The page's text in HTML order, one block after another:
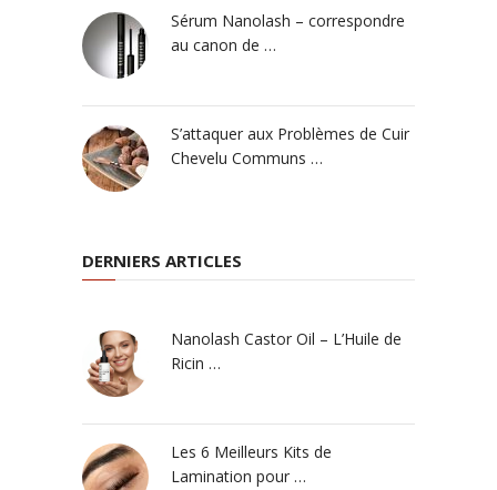
Sérum Nanolash – correspondre
au canon de …
S’attaquer aux Problèmes de Cuir
Chevelu Communs …
DERNIERS ARTICLES
Nanolash Castor Oil – L’Huile de
Ricin …
Les 6 Meilleurs Kits de
Lamination pour …